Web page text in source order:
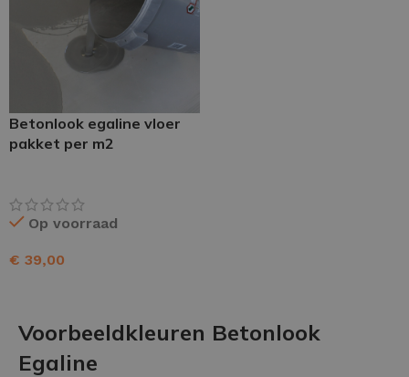
Betonlook egaline vloer
pakket per m2
Op voorraad
€ 39,00
Voorbeeldkleuren Betonlook
Egaline